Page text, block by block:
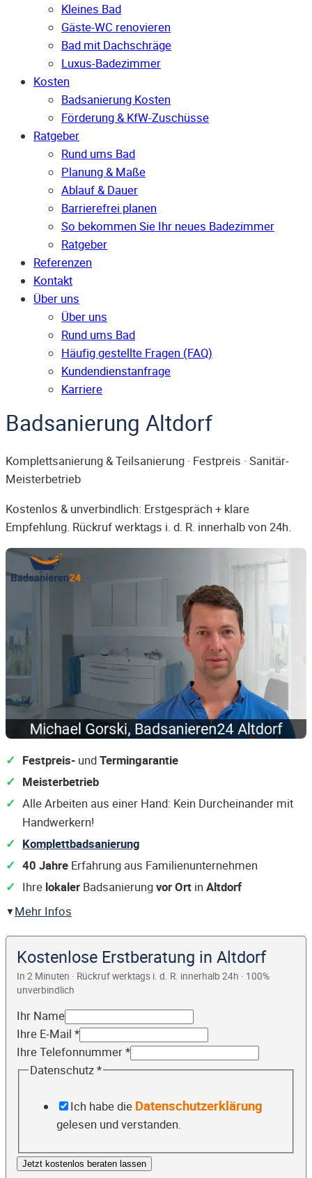
Kleines Bad
Gäste-WC renovieren
Bad mit Dachschräge
Luxus-Badezimmer
Kosten
Badsanierung Kosten
Förderung & KfW-Zuschüsse
Ratgeber
Rund ums Bad
Planung & Maße
Ablauf & Dauer
Barrierefrei planen
So bekommen Sie Ihr neues Badezimmer
Ratgeber
Referenzen
Kontakt
Über uns
Über uns
Rund ums Bad
Häufig gestellte Fragen (FAQ)
Kunden­dienst­anfrage
Karriere
Badsanierung Altdorf
Komplettsanierung & Teilsanierung · Festpreis · Sanitär-
Meisterbetrieb
Kostenlos & unverbindlich: Erstgespräch + klare
Empfehlung. Rückruf werktags i. d. R. innerhalb von 24h.
Festpreis- undTermingarantie
Meisterbetrieb
Alle Arbeiten aus einer Hand: Kein Durcheinander mit
Handwerkern!
Komplettbadsanierung
40 Jahre Erfahrung aus Familienunternehmen
Ihre lokaler Badsanierungvor Ort in Altdorf
Mehr Infos
Kostenlose Erstberatung in Altdorf
In 2 Minuten · Rückruf werktags i. d. R. innerhalb 24h · 100%
unverbindlich
Ihr Name
Ihre E-Mail *
Ihre Telefonnummer*
Datenschutz*
Ich habe die Datenschutzerklärung
gelesen und verstanden.
Jetzt kostenlos beraten lassen